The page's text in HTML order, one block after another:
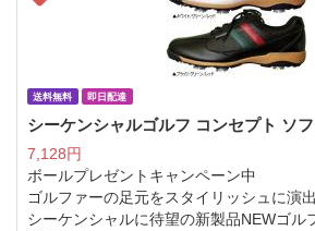
送料無料 即日配達
シーケンシャルゴルフ コンセプト ソ
7,128円
ボールプレゼントキャンペーン中
ゴルファーの足元をスタイリッシュに演出
シーケンシャルに待望の新製品NEWゴル